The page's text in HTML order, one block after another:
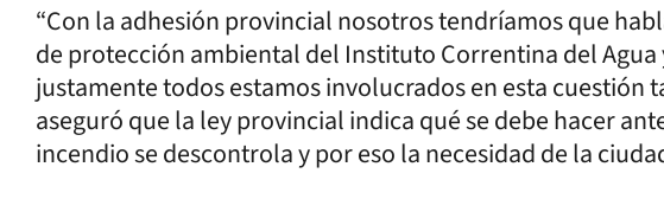
“Con la adhesión provincial nosotros tendríamos que
de protección ambiental del Instituto Correntina del
justamente todos estamos involucrados en esta cuestión
aseguró que la ley provincial indica qué se debe hacer
incendio se descontrola y por eso la necesidad de